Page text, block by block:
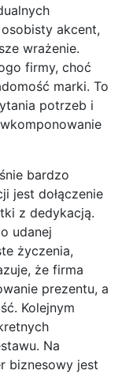
akcent,
wrażenie.
firmy, choć
marki. To
potrzeb i
bardzo
jest dołączenie
z dedykacją.
udanej
życzenia,
że firma
prezentu, a
Kolejnym
Na
biznesowy jest